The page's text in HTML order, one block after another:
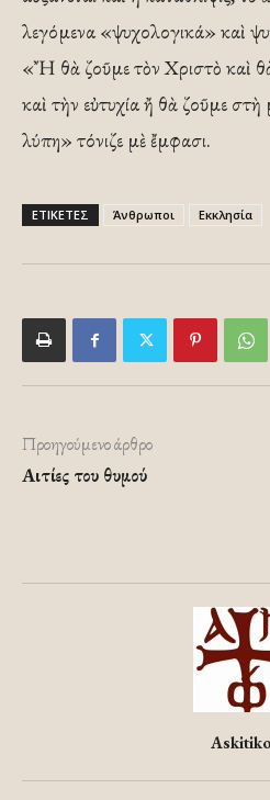
λεγόμενα «ψυχολογικά» καὶ
«Ἤ θὰ ζοῦμε τὸν Χριστὸ καὶ
καὶ τὴν εὐτυχία ἤ θὰ ζοῦμε
λύπη» τόνιζε μὲ ἔμφασι.
ΕΤΙΚΕΤΕΣ Άνθρωποι Εκκλησία
Προηγούμενο άρθρο
Αιτίες του θυμού